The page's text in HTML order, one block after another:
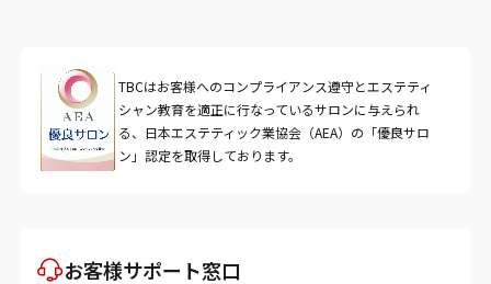
TBCはお客様へのコンプライアンス遵守とエステティ
シャン教育を適正に行なっているサロンに与えられ
る、日本エステティック業協会（AEA）の「優良サロ
ン」認定を取得しております。
お客様サポート窓口